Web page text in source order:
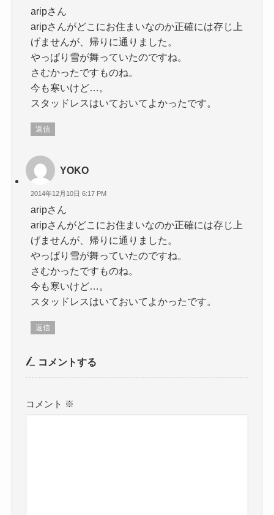
aripさん
aripさんがどこにお住まいなのか正確には存じ上
げませんが、帰りに通りました。
やっぱり雪が舞っていたのですね。
さむかったですものね。
今も寒いけど…。
スタッドレスはいておいてよかったです。
返信
YOKO
2014年12月10日 6:17 PM
aripさん
aripさんがどこにお住まいなのか正確には存じ上
げませんが、帰りに通りました。
やっぱり雪が舞っていたのですね。
さむかったですものね。
今も寒いけど…。
スタッドレスはいておいてよかったです。
返信
コメントする
コメント ※